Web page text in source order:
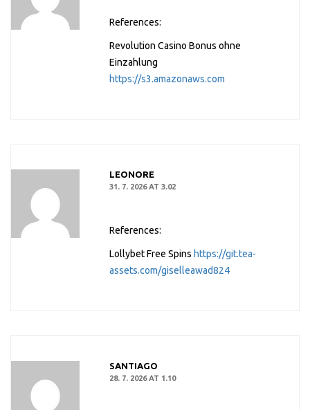
References:
Revolution Casino Bonus ohne
Einzahlung
https://s3.amazonaws.com
LEONORE
31. 7. 2026 AT 3.02
References:
Lollybet Free Spins https://git.tea-
assets.com/giselleawad824
SANTIAGO
28. 7. 2026 AT 1.10